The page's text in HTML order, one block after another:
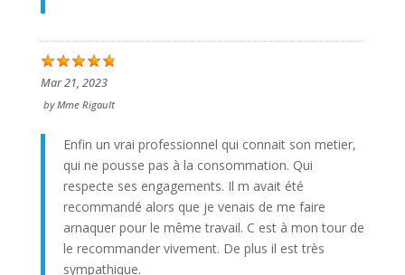
Mar 21, 2023
byMme Rigault
Enfin un vrai professionnel qui connait son metier,
qui ne pousse pas à la consommation. Qui
respecte ses engagements. Il m avait été
recommandé alors que je venais de me faire
arnaquer pour le même travail. C est à mon tour de
le recommander vivement. De plus il est très
sympathique.